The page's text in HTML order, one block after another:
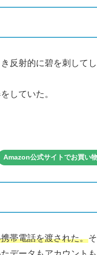
反射的に碧を刺してし
していた。
Amazon公式サイトでお買い
帯電話を渡された。